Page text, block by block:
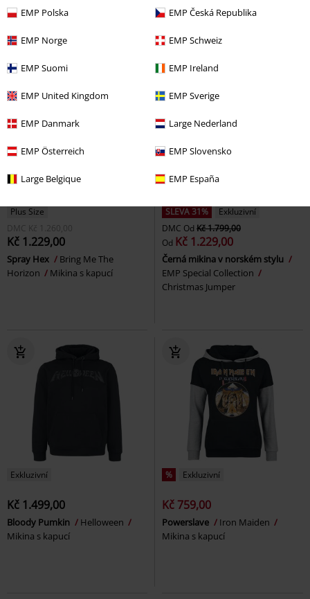
EMP Polska EMP Česká Republika
EMP Norge EMP Schweiz
EMP Suomi EMP Ireland
EMP United Kingdom EMP Sverige
EMP Danmark Large Nederland
EMP Österreich EMP Slovensko
Large Belgique EMP España
KILLSTAR
Mikina s kapucí
kapucí
Plus Size
DMC
Kč 1.260,00
Kč 1.229,00
Spray Hex
Bring Me The
Horizon
Mikina s kapucí
SLEVA 31%
Exkluzivní
DMC Od Kč 1.799,00
Od Kč 1.229,00
Černá mikina v norském stylu
EMP Special Collection
Christmas Jumper
Exkluzivní
Kč 1.499,00
Bloody Pumkin
Helloween
Mikina s kapucí
% Exkluzivní
Kč 759,00
Powerslave
Iron Maiden
Mikina s kapucí